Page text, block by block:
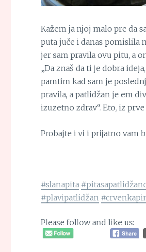
Kažem ja njoj malo pre da
puta juče i danas pomislila
jer sam pravila ovu pitu, a
„Da znaš da ti je dobra
pamtim kad sam je
pravila, a patlidžan je em
izuzetno zdrav“. Eto, iz
Probajte i vi i prijatno vam
#slanapita
#plavipatlidžan
Please follow and like us: